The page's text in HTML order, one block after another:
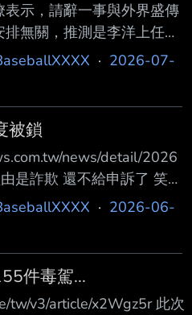
示，請辭一事與外界盛傳
無關，推測是李洋上任後
惹毛了反改革派，因此有
他並直言，這類不實傳聞
害邪會的勢力背景真的
· 2026-07-
被鎖
news/detail/2026
是詐欺 還不給申訴了 笑死
· 2026-06-
件毒駕...
tw/v3/article/x2Wgz5r 此次